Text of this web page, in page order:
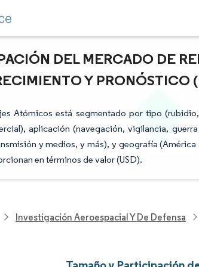
DEL MERCADO DE
Y PRONÓSTICO
Atómicos está segmentado por tipo
aplicación (navegación, vigilancia,
y medios, y más), y geografía
en términos de valor (USD).
Investigación Aeroespacial Y De Defensa